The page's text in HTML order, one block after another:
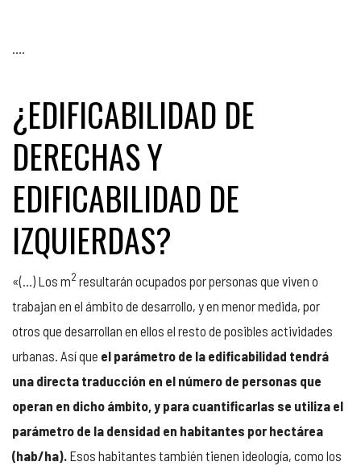
¿EDIFICABILIDAD DE
DERECHAS Y
EDIFICABILIDAD DE
IZQUIERDAS?
«(…) Los m2 resultarán ocupados por personas que viven o
trabajan en el ámbito de desarrollo, y en menor medida, por
otros que desarrollan en ellos el resto de posibles actividades
urbanas. Así que el parámetro de la edificabilidad tendrá
una directa traducción en el número de personas que
operan en dicho ámbito, y para cuantificarlas se utiliza el
parámetro de la densidad en habitantes por hectárea
(hab/ha). Esos habitantes también tienen ideología, como los